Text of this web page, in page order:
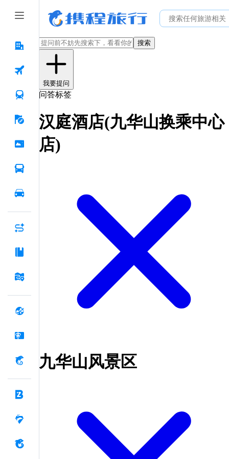
搜索
我要提问
问答标签
汉庭酒店(九华山换乘中心
店)
九华山风景区